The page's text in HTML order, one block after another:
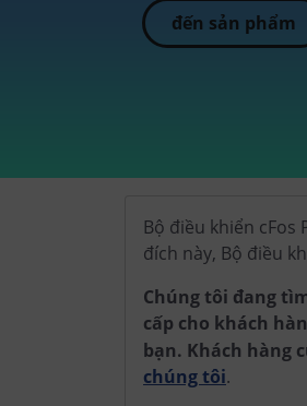
đến sản phẩm
Bộ điều khiển
đích này, Bộ điều
Chúng tôi đang
cấp cho khách
bạn. Khách hàng
chúng tôi.